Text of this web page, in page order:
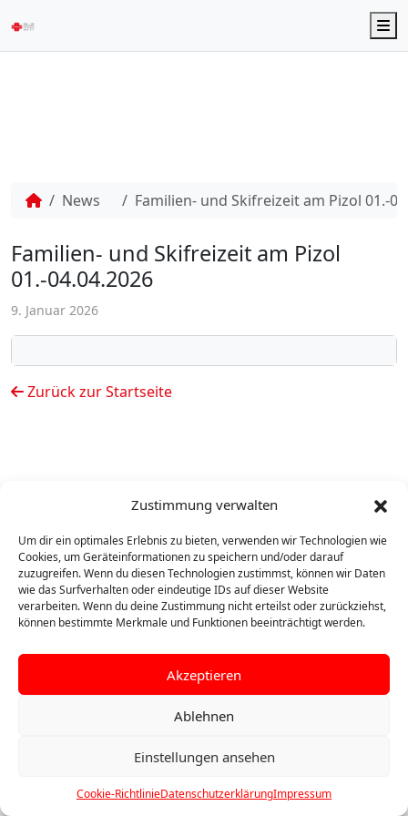
Zustimmung verwalten
Um dir ein optimales Erlebnis zu bieten, verwenden wir Technologien wie
Cookies, um Geräteinformationen zu speichern und/oder darauf
zuzugreifen. Wenn du diesen Technologien zustimmst, können wir Daten
wie das Surfverhalten oder eindeutige IDs auf dieser Website
verarbeiten. Wenn du deine Zustimmung nicht erteilst oder zurückziehst,
können bestimmte Merkmale und Funktionen beeinträchtigt werden.
Akzeptieren
Ablehnen
Einstellungen ansehen
Cookie-RichtlinieDatenschutzerklärungImpressum
News Familien- und Skifreizeit am Pizol 01.-
Familien- und Skifreizeit am Pizol
01.-04.04.2026
9. Januar 2026
Zurück zur Startseite
Impressum|Datenschutz|Cookie-Richtlinie